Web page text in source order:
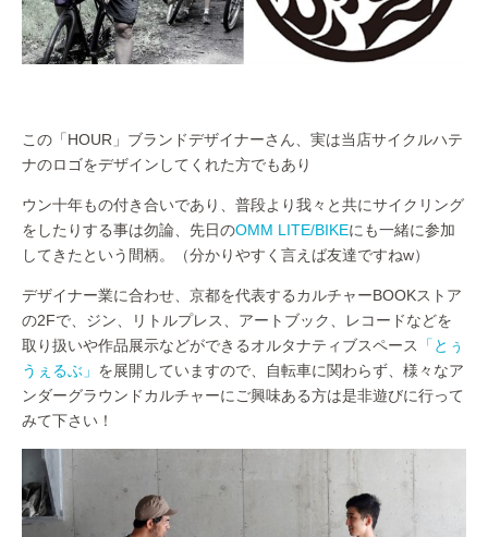
この「HOUR」ブランドデザイナーさん、実は当店サイクルハテ
ナのロゴをデザインしてくれた方でもあり
ウン十年もの付き合いであり、普段より我々と共にサイクリング
をしたりする事は勿論、先日のOMM LITE/BIKEにも一緒に参加
してきたという間柄。（分かりやすく言えば友達ですねw）
デザイナー業に合わせ、京都を代表するカルチャーBOOKストア
の2Fで、ジン、リトルプレス、アートブック、レコードなどを
取り扱いや作品展示などができるオルタナティブスペース
「とぅ
うぇるぶ」 を展開していますので、自転車に関わらず、様々なア
ンダーグラウンドカルチャーにご興味ある方は是非遊びに行って
みて下さい！